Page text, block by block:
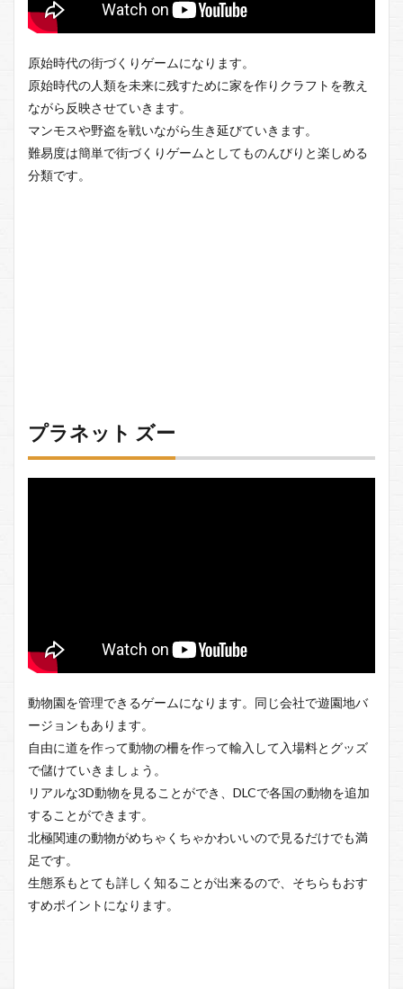
原始時代の街づくりゲームになります。
原始時代の人類を未来に残すために家を作りクラフトを教え
ながら反映させていきます。
マンモスや野盗を戦いながら生き延びていきます。
難易度は簡単で街づくりゲームとしてものんびりと楽しめる
分類です。
プラネット ズー
動物園を管理できるゲームになります。同じ会社で遊園地バ
ージョンもあります。
自由に道を作って動物の柵を作って輸入して入場料とグッズ
で儲けていきましょう。
リアルな3D動物を見ることができ、DLCで各国の動物を追加
することができます。
北極関連の動物がめちゃくちゃかわいいので見るだけでも満
足です。
生態系もとても詳しく知ることが出来るので、そちらもおす
すめポイントになります。